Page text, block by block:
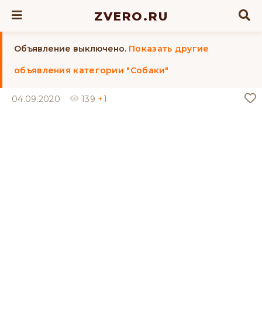
ZVERO.RU
Объявление выключено. Показать другие
объявления категории "Собаки"
04.09.2020 139 +1